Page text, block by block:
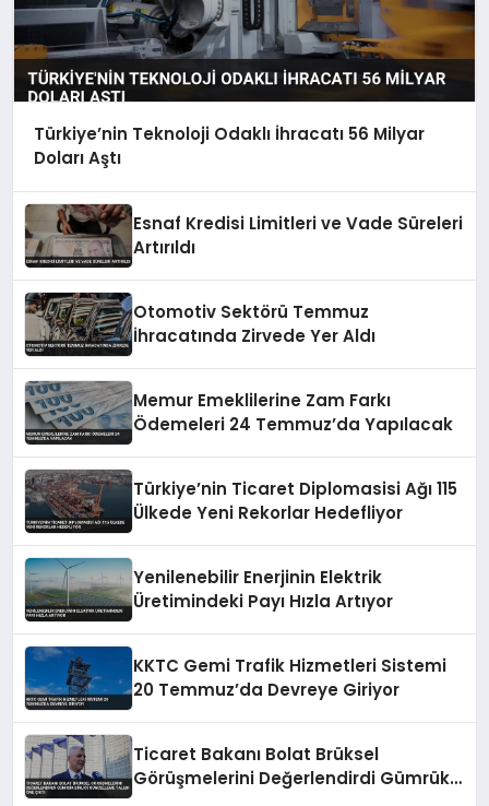
Türkiye’nin Teknoloji Odaklı İhracatı 56 Milyar
Doları Aştı
Esnaf Kredisi Limitleri ve Vade Süreleri
Artırıldı
Otomotiv Sektörü Temmuz
İhracatında Zirvede Yer Aldı
Memur Emeklilerine Zam Farkı
Ödemeleri 24 Temmuz’da Yapılacak
Türkiye’nin Ticaret Diplomasisi Ağı 115
Ülkede Yeni Rekorlar Hedefliyor
Yenilenebilir Enerjinin Elektrik
Üretimindeki Payı Hızla Artıyor
KKTC Gemi Trafik Hizmetleri Sistemi
20 Temmuz’da Devreye Giriyor
Ticaret Bakanı Bolat Brüksel
Görüşmelerini Değerlendirdi Gümrük